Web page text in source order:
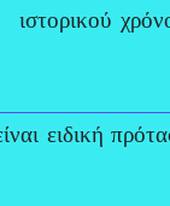
ιστορικού
ειδική